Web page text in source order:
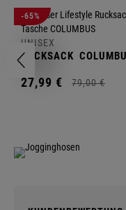
-65%
UNISEX
RUCKSACK
27,99 € 79,00 €